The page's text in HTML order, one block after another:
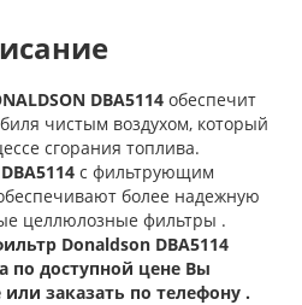
DBA5114 обеспечит
чистым воздухом, который
сгорания топлива.
с фильтрующим
более надежную
целлюлозные фильтры .
Donaldson DBA5114
по доступной цене Вы
заказать по телефону .